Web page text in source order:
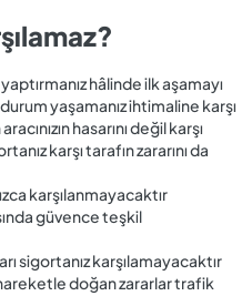
hâlinde ilk aşamayı
yaşamanız ihtimaline karşı
hasarını değil karşı
karşı tarafın zararını da
karşılanmayacaktır
güvence teşkil
sigortanız karşılamayacaktır
doğan zararlar trafik